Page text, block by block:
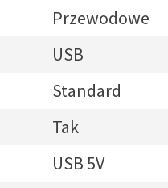
Przewodowe
USB
Standard
Tak
USB 5V